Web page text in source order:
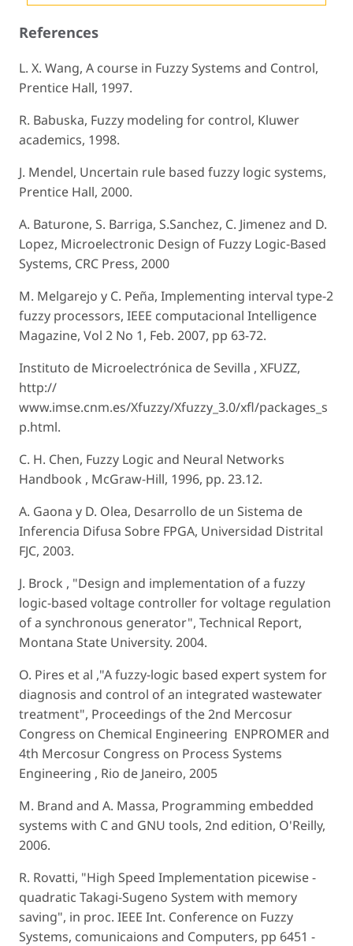
References
L. X. Wang, A course in Fuzzy Systems and Control,
Prentice Hall, 1997.
R. Babuska, Fuzzy modeling for control, Kluwer
academics, 1998.
J. Mendel, Uncertain rule based fuzzy logic systems,
Prentice Hall, 2000.
A. Baturone, S. Barriga, S.Sanchez, C. Jimenez and D.
Lopez, Microelectronic Design of Fuzzy Logic-Based
Systems, CRC Press, 2000
M. Melgarejo y C. Peña, Implementing interval type-2
fuzzy processors, IEEE computacional Intelligence
Magazine, Vol 2 No 1, Feb. 2007, pp 63-72.
Instituto de Microelectrónica de Sevilla , XFUZZ,
http://
www.imse.cnm.es/Xfuzzy/Xfuzzy_3.0/xfl/packages_s
p.html.
C. H. Chen, Fuzzy Logic and Neural Networks
Handbook , McGraw-Hill, 1996, pp. 23.12.
A. Gaona y D. Olea, Desarrollo de un Sistema de
Inferencia Difusa Sobre FPGA, Universidad Distrital
FJC, 2003.
J. Brock , "Design and implementation of a fuzzy
logic-based voltage controller for voltage regulation
of a synchronous generator", Technical Report,
Montana State University. 2004.
O. Pires et al ,"A fuzzy-logic based expert system for
diagnosis and control of an integrated wastewater
treatment", Proceedings of the 2nd Mercosur
Congress on Chemical Engineering ­ ENPROMER and
4th Mercosur Congress on Process Systems
Engineering , Rio de Janeiro, 2005
M. Brand and A. Massa, Programming embedded
systems with C and GNU tools, 2nd edition, O'Reilly,
2006.
R. Rovatti, "High Speed Implementation picewise ­
quadratic Takagi-Sugeno System with memory
saving", in proc. IEEE Int. Conference on Fuzzy
Systems, comunicaions and Computers, pp 6451 ­